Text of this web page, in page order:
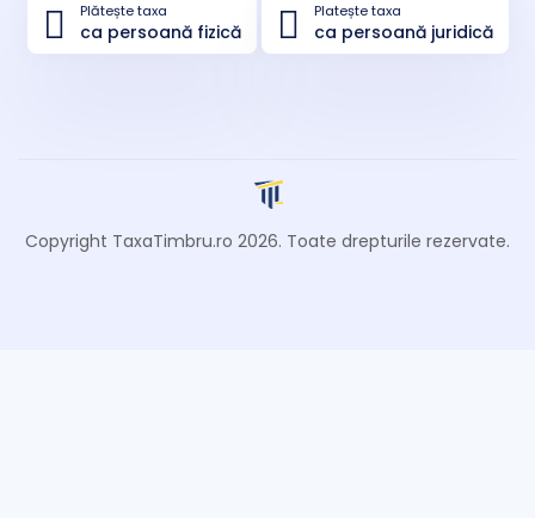
Plătește taxa
ca persoană fizică
Platește taxa
ca persoană juridică
Copyright TaxaTimbru.ro 2026. Toate drepturile rezervate.